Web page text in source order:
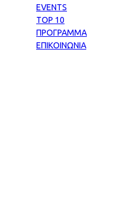
EVENTS
TOP 10
ΠΡΟΓΡΑΜΜΑ
ΕΠΙΚΟΙΝΩΝΙΑ